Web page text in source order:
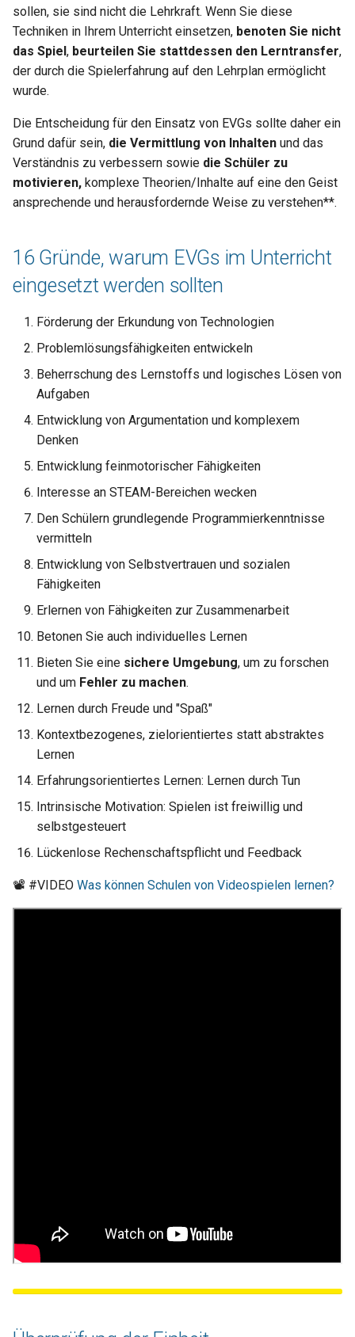
sollen, sie sind nicht die Lehrkraft. Wenn Sie diese
Techniken in Ihrem Unterricht einsetzen, benoten Sie nicht
das Spiel, beurteilen Sie stattdessen den Lerntransfer,
der durch die Spielerfahrung auf den Lehrplan ermöglicht
wurde.
Die Entscheidung für den Einsatz von EVGs sollte daher ein
Grund dafür sein, die Vermittlung von Inhalten und das
Verständnis zu verbessern sowie die Schüler zu
motivieren, komplexe Theorien/Inhalte auf eine den Geist
ansprechende und herausfordernde Weise zu verstehen**.
16 Gründe, warum EVGs im Unterricht
eingesetzt werden sollten
Förderung der Erkundung von Technologien
Problemlösungsfähigkeiten entwickeln
Beherrschung des Lernstoffs und logisches Lösen von
Aufgaben
Entwicklung von Argumentation und komplexem
Denken
Entwicklung feinmotorischer Fähigkeiten
Interesse an STEAM-Bereichen wecken
Den Schülern grundlegende Programmierkenntnisse
vermitteln
Entwicklung von Selbstvertrauen und sozialen
Fähigkeiten
Erlernen von Fähigkeiten zur Zusammenarbeit
Betonen Sie auch individuelles Lernen
Bieten Sie eine sichere Umgebung, um zu forschen
und um Fehler zu machen.
Lernen durch Freude und "Spaß"
Kontextbezogenes, zielorientiertes statt abstraktes
Lernen
Erfahrungsorientiertes Lernen: Lernen durch Tun
Intrinsische Motivation: Spielen ist freiwillig und
selbstgesteuert
Lückenlose Rechenschaftspflicht und Feedback
📽 #VIDEO Was können Schulen von Videospielen lernen?